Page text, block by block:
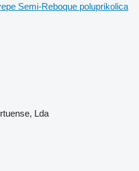
Semi-Reboque poluprikolica
Lda